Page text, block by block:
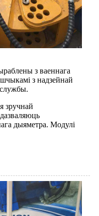
з ваеннага
з надзейнай
зручнай
дыяметра. Модулі